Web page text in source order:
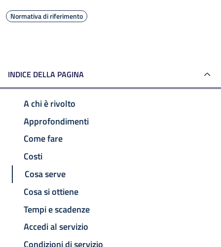
Normativa di riferimento
INDICE DELLA PAGINA
A chi è rivolto
Approfondimenti
Come fare
Costi
Cosa serve
Cosa si ottiene
Tempi e scadenze
Accedi al servizio